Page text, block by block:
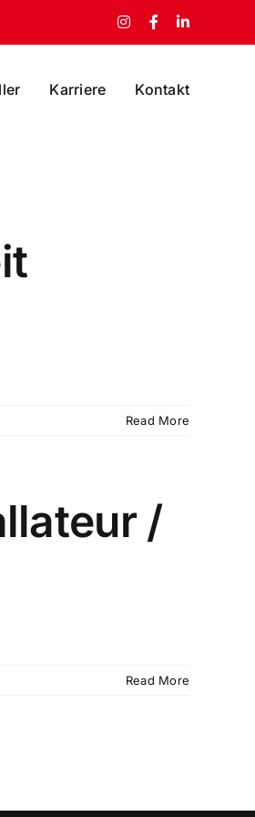
Instagram
FacebookLinkedIn
Karriere Kontakt
Read More
/
Read More